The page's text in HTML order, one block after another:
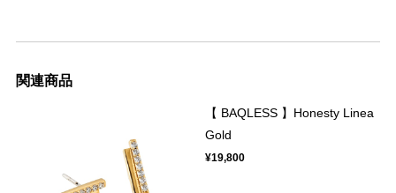
関連商品
【 BAQLESS 】Honesty Linea
Gold
¥19,800